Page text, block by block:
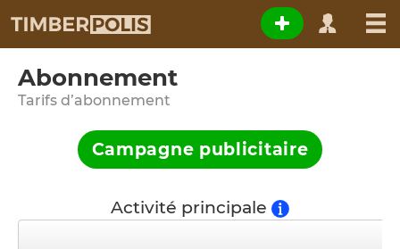
Abonnement
Tarifs d’abonnement
Campagne publicitaire
Activité principale